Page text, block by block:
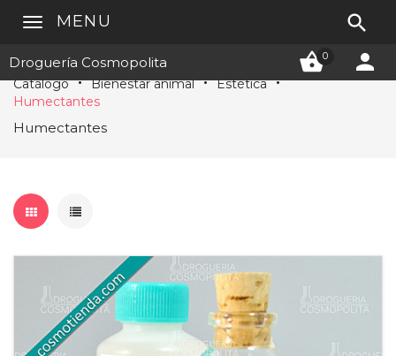
Droguería Cosmopolita 0 
MENU 
Catálogo Bienestar animal
Estética
Humectantes
Humectantes